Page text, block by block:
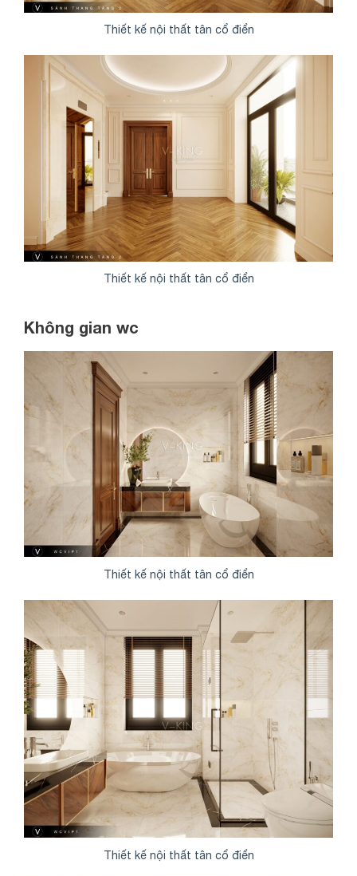
Thiết kế nội thất tân cổ điển
Thiết kế nội thất tân cổ điển
Không gian wc
Thiết kế nội thất tân cổ điển
Thiết kế nội thất tân cổ điển